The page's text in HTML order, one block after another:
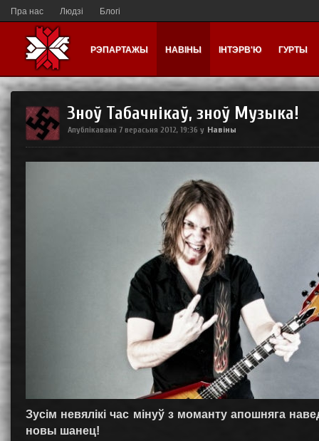
Пра нас Людзі Блогі
РЭПАРТАЖЫ НАВІНЫ ІНТЭРВ'Ю ГУРТЫ
Зноў Табачнікаў, зноў Музыка!
Апублікавана 7 верасьня 2012, 19:36 у Навіны
Зусім невялікі час мінуў з моманту апошняга
новы шанец!